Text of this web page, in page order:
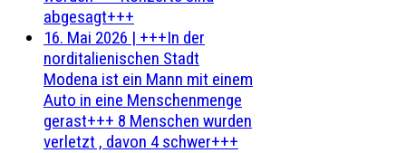
abgesagt+++
16. Mai 2026 | +++In der
norditalienischen Stadt
Modena ist ein Mann mit einem
Auto in eine Menschenmenge
gerast+++ 8 Menschen wurden
verletzt , davon 4 schwer+++